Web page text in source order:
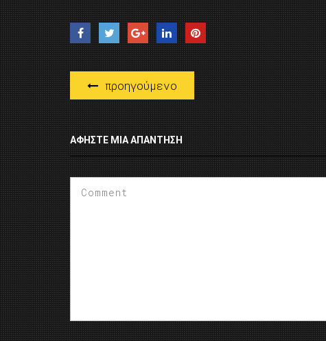
προηγούμενο
ΑΦΉΣΤΕ ΜΙΑ ΑΠΆΝΤΗΣΗ